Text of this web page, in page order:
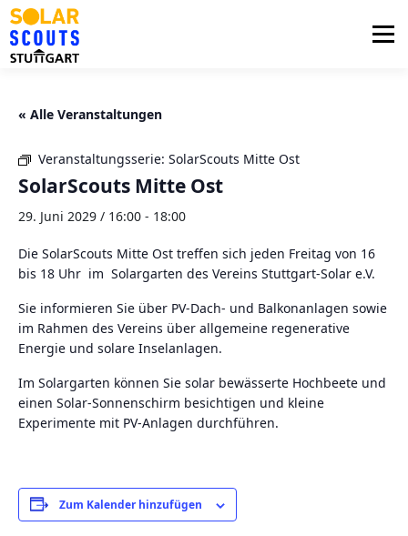
Zum
Inhalt
springen
Menü
« Alle Veranstaltungen
Veranstaltungsserie: SolarScouts Mitte Ost
SolarScouts Mitte Ost
29. Juni 2029 / 16:00 - 18:00
Die SolarScouts Mitte Ost treffen sich jeden Freitag von 16
bis 18 Uhr im Solargarten des Vereins Stuttgart-Solar e.V.
Sie informieren Sie über PV-Dach- und Balkonanlagen sowie
im Rahmen des Vereins über allgemeine regenerative
Energie und solare Inselanlagen.
Im Solargarten können Sie solar bewässerte Hochbeete und
einen Solar-Sonnenschirm besichtigen und kleine
Experimente mit PV-Anlagen durchführen.
Zum Kalender hinzufügen